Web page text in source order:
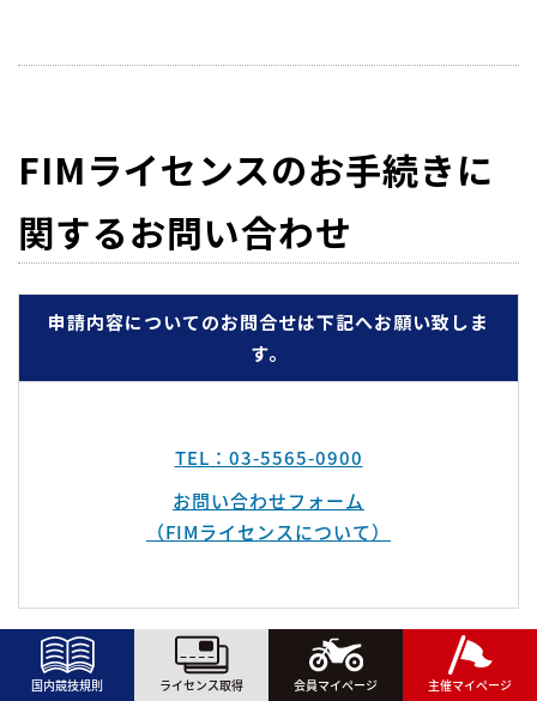
国内競技規則 ライセンス取得 会員マイページ 主催マイページ
FIMライセンスのお手続きに
関するお問い合わせ
申請内容についてのお問合せは下記へお願い致しま
す。
TEL：03-5565-0900
お問い合わせフォーム
（FIMライセンスについて）